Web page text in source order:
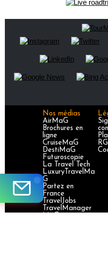
Nos médias
AirMaG
Brochures en
ligne
CruiseMaG
DestiMaG
Futuroscopie
La Travel Tech
LuxuryTravelMa
G
Partez en
France
TravelJobs
TravelManager